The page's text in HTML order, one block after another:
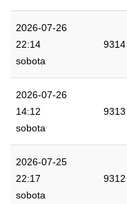
2026-07-26
22:14
sobota
9314
2026-07-26
14:12
sobota
9313
2026-07-25
22:17
sobota
9312